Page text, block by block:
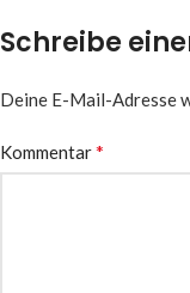
Schreibe
Deine E-Mail-Adresse
Kommentar*